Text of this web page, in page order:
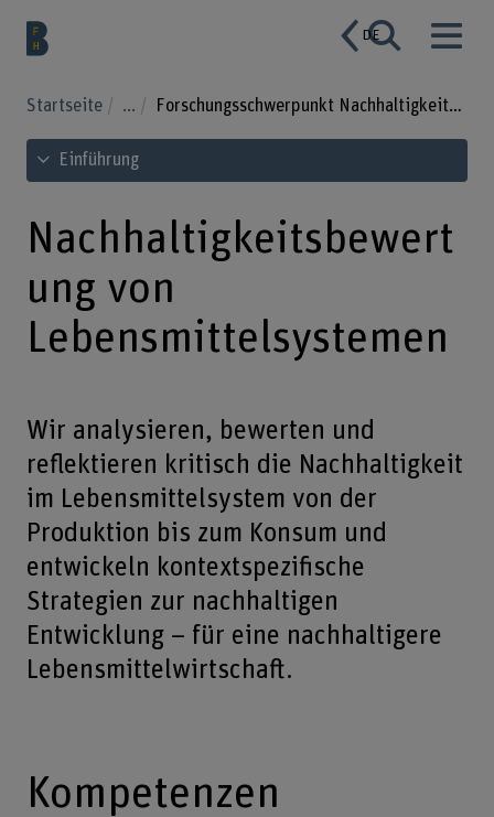
DE
Startseite ... Forschungsschwerpunkt Nachhaltigkeitsbewertung von Lebensmittelsystemen
Inhaltsverzeichnis ansehen
Einführung
Nachhaltigkeitsbewert
ung von
Lebensmittelsystemen
Wir analysieren, bewerten und
reflektieren kritisch die Nachhaltigkeit
im Lebensmittelsystem von der
Produktion bis zum Konsum und
entwickeln kontextspezifische
Strategien zur nachhaltigen
Entwicklung – für eine nachhaltigere
Lebensmittelwirtschaft.
Kompetenzen